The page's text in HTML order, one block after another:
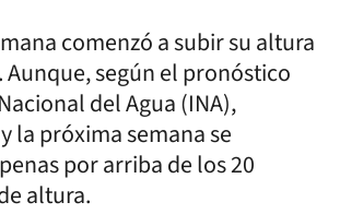
comenzó a subir su altura
según el pronóstico
del Agua (INA),
la próxima semana se
por arriba de los 20
altura.